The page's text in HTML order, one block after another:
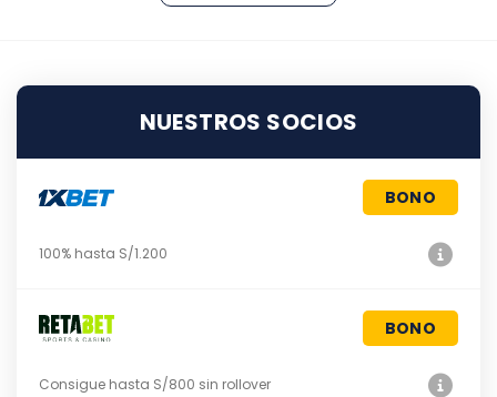
NUESTROS SOCIOS
BONO
100% hasta S/1.200
BONO
Consigue hasta S/800 sin rollover